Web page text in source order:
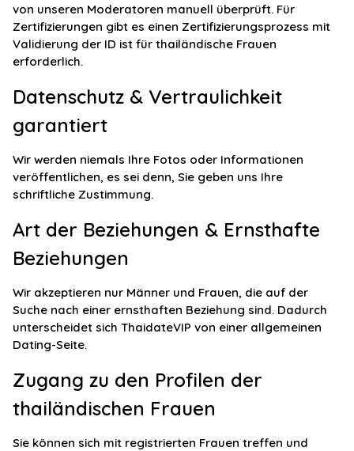
von unseren Moderatoren manuell überprüft. Für
Zertifizierungen gibt es einen Zertifizierungsprozess mit
Validierung der ID ist für thailändische Frauen
erforderlich.
Datenschutz & Vertraulichkeit
garantiert
Wir werden niemals Ihre Fotos oder Informationen
veröffentlichen, es sei denn, Sie geben uns Ihre
schriftliche Zustimmung.
Art der Beziehungen & Ernsthafte
Beziehungen
Wir akzeptieren nur Männer und Frauen, die auf der
Suche nach einer ernsthaften Beziehung sind. Dadurch
unterscheidet sich ThaidateVIP von einer allgemeinen
Dating-Seite.
Zugang zu den Profilen der
thailändischen Frauen
Sie können sich mit registrierten Frauen treffen und